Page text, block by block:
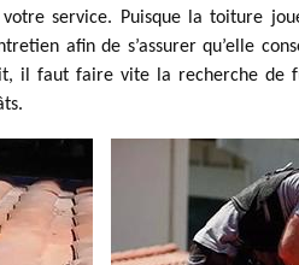
votre service. Puisque la toiture
afin de s’assurer qu’elle
il faut faire vite la recherche de